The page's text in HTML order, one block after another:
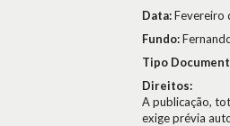
Data:Fevereiro
Fundo:
Tipo
Direitos:
A publicação,
exige prévia